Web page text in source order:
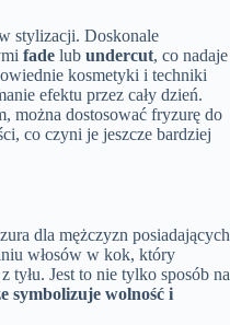
stylizacji. Doskonale
fade lub undercut, co nadaje
kosmetyki i techniki
efektu przez cały dzień.
można dostosować fryzurę do
co czyni je jeszcze bardziej
dla mężczyzn posiadających
włosów w kok, który
tyłu. Jest to nie tylko sposób na
symbolizuje wolność i